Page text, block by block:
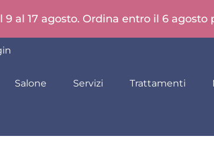
9 al 17 agosto. Ordina entro il 6
Salone Servizi Trattamenti